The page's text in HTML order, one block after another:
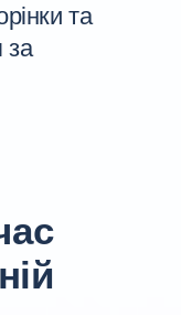
та
за